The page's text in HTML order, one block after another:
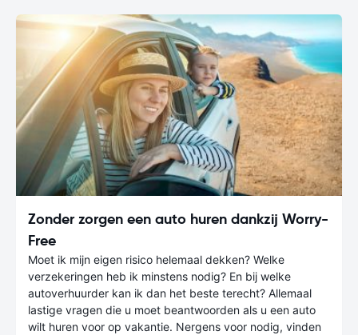
Zonder zorgen een auto huren dankzij Worry-
Free
Moet ik mijn eigen risico helemaal dekken? Welke
verzekeringen heb ik minstens nodig? En bij welke
autoverhuurder kan ik dan het beste terecht? Allemaal
lastige vragen die u moet beantwoorden als u een auto
wilt huren voor op vakantie. Nergens voor nodig, vinden